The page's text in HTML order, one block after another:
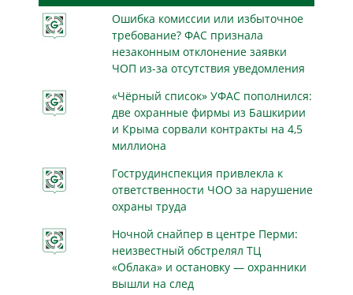
Ошибка комиссии или избыточное
требование? ФАС признала
незаконным отклонение заявки
ЧОП из-за отсутствия уведомления
«Чёрный список» УФАС пополнился:
две охранные фирмы из Башкирии
и Крыма сорвали контракты на 4,5
миллиона
Гострудинспекция привлекла к
ответственности ЧОО за нарушение
охраны труда
Ночной снайпер в центре Перми:
неизвестный обстрелял ТЦ
«Облака» и остановку — охранники
вышли на след